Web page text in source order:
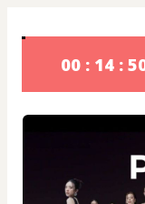
00 : 14 :